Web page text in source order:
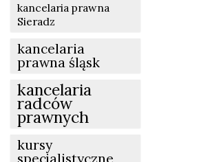
kancelaria prawna
Sieradz
kancelaria
prawna śląsk
kancelaria
radców
prawnych
kursy